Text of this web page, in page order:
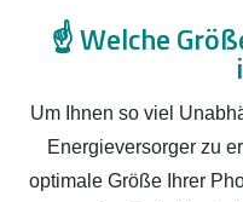
☝️Welche
Um Ihnen so viel
Energieversorger zu
optimale Größe Ihrer